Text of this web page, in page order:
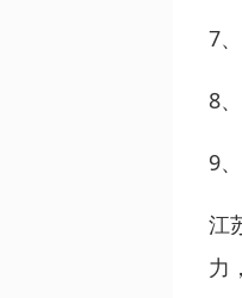
7
8
9
江
力